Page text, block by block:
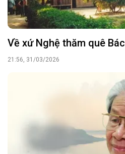
Về xứ Nghệ thăm quê Bác
21:56, 31/03/2026